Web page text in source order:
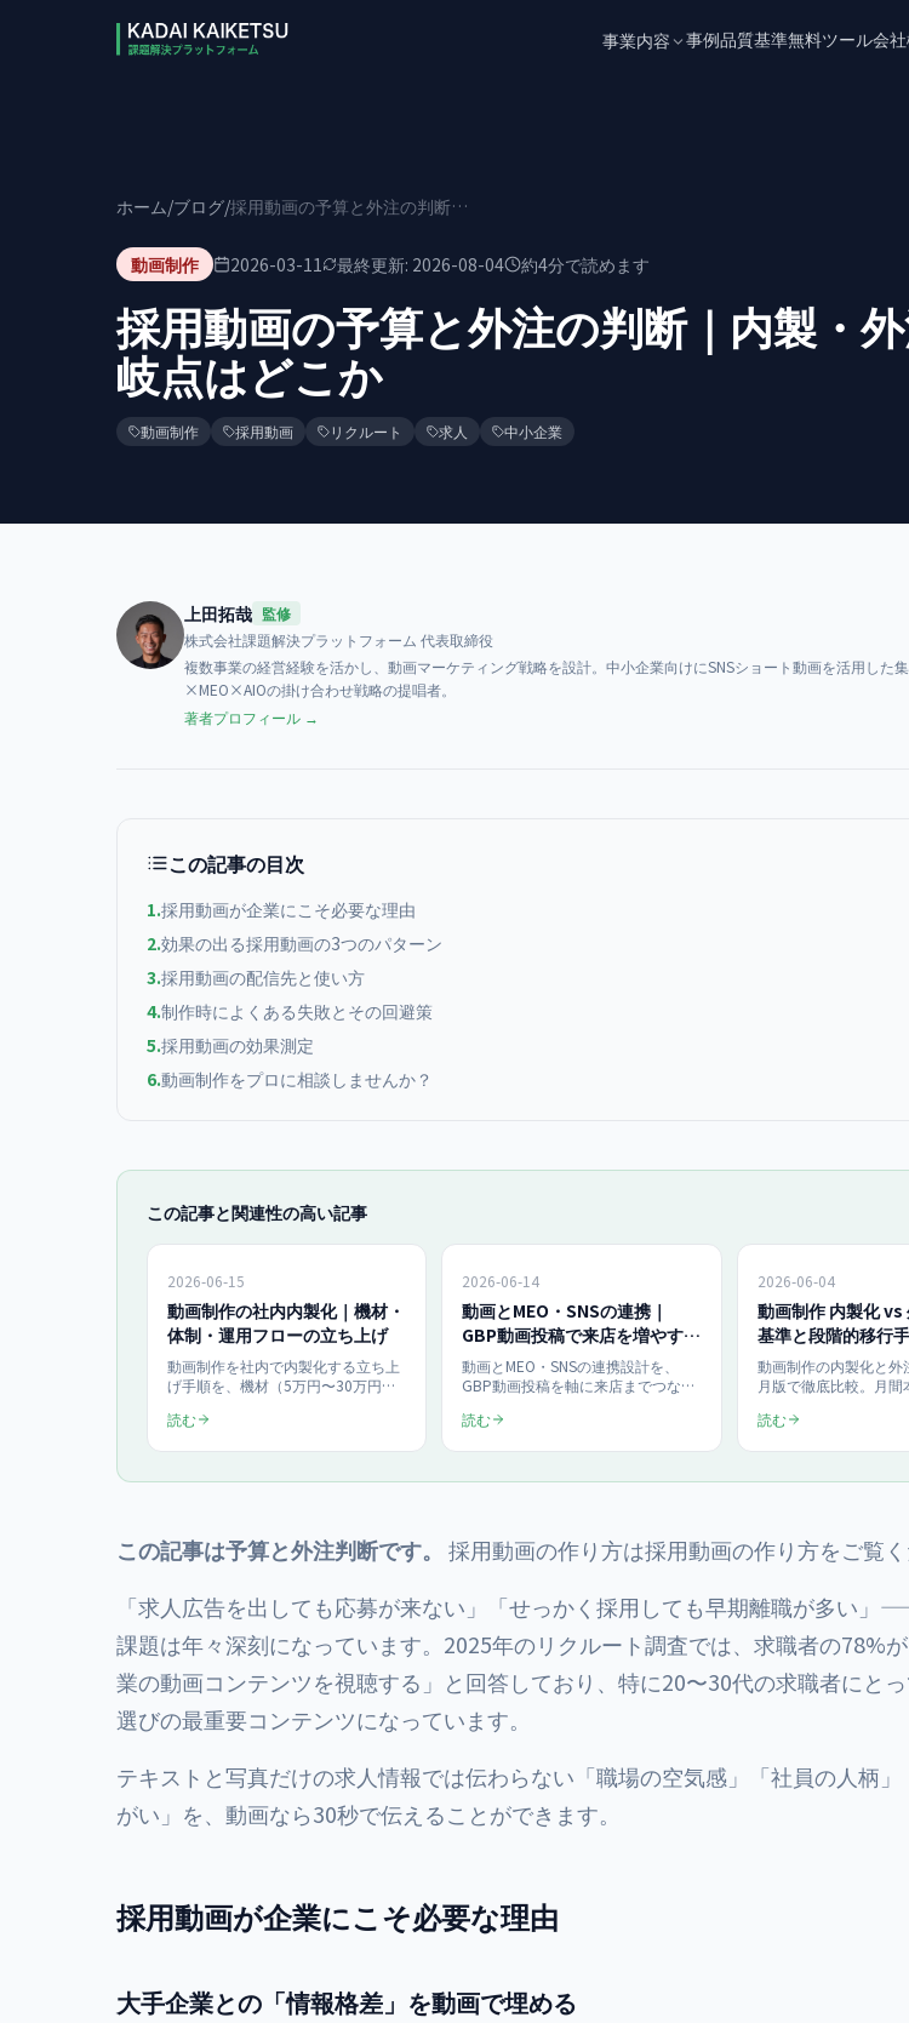
事業内容 事例品質基準無料ツール会
ホーム/ブログ/ 採用動画の予算と外注の判断｜内製・外注の分岐点はどこか
動画制作 2026-03-11 最終更新: 2026-08-04 約4分で読めます
採用動画の予算と外注の判断｜内製・
岐点はどこか
動画制作 採用動画 リクルート 求人 中小企業
上田拓哉 監修
株式会社課題解決プラットフォーム 代表取締役
複数事業の経営経験を活かし、動画マーケティング戦略を設計。中小企業向けにSNSショート動画を活用した
×MEO×AIOの掛け合わせ戦略の提唱者。
著者プロフィール →
この記事の目次
1.採用動画が企業にこそ必要な理由
2.効果の出る採用動画の3つのパターン
3.採用動画の配信先と使い方
4.制作時によくある失敗とその回避策
5.採用動画の効果測定
6.動画制作をプロに相談しませんか？
この記事と関連性の高い記事
2026-06-15
動画制作の社内内製化｜機材・
体制・運用フローの立ち上げ
動画制作を社内で内製化する立ち上
げ手順を、機材（5万円〜30万円の
ロー（企画から公開まで5ステッ
と、外注比較での費用対効果を2026
読む
2026-06-14
動画とMEO・SNSの連携｜
GBP動画投稿で来店を増やす設
計
動画とMEO・SNSの連携設計を、
GBP動画投稿を軸に来店までつなげ
Googleビジネスプロフィール・
定の3指標、月10本運用のROI試算ま
読む
2026-06-04
動画制作 内製化 vs
基準と段階的移行
年6月最新】
動画制作の内製化と外
月版で徹底比較。月間
判断基準を提示し、ハ
円/年のコスト試算、
けに公開。
読む
この記事は予算と外注判断です。 採用動画の作り方は採用動画の作り方をご覧く
「求人広告を出しても応募が来ない」「せっかく採用しても早期離職が多い」
課題は年々深刻になっています。2025年のリクルート調査では、求職者の78%
業の動画コンテンツを視聴する」と回答しており、特に20〜30代の求職者にと
選びの最重要コンテンツになっています。
テキストと写真だけの求人情報では伝わらない「職場の空気感」「社員の人柄」
がい」を、動画なら30秒で伝えることができます。
採用動画が企業にこそ必要な理由
大手企業との「情報格差」を動画で埋める